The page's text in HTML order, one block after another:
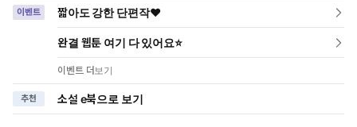
이벤트 짧아도 강한 단편작❤️
완결 웹툰 여기 다 있어요⭐
이벤트 더보기
추천 소설 e북으로 보기